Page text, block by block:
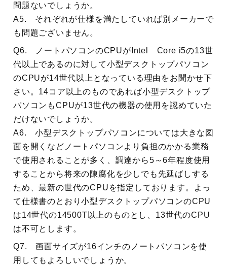
問題ないでしょうか。
A5. それぞれが仕様を満たしていれば別メーカーで
も問題ございません。
Q6. ノートパソコンのCPUがIntel Core i5の13世
代以上であるのに対して小型デスクトップパソコン
のCPUが14世代以上となっている理由をお聞かせ下
さい。14コア以上のものであれば小型デスクトップ
パソコンもCPUが13世代の機器の使用を認めていた
だけないでしょうか。
A6. 小型デスクトップパソコンについては大きな図
面を開くなどノートパソコンより負担のかかる業務
で使用されることが多く、調達から5～6年程度使用
することから将来の陳腐化を少しでも先延ばしする
ため、最新の世代のCPUを指定しております。よっ
て仕様書のとおり小型デスクトップパソコンのCPU
は14世代の14500T以上のものとし、13世代のCPU
は不可とします。
Q7. 画面サイズが16インチのノートパソコンを使
用してもよろしいでしょうか。